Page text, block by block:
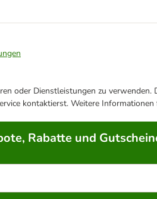
oder Dienstleistungen zu
kontaktierst. Weitere
Rabatte und